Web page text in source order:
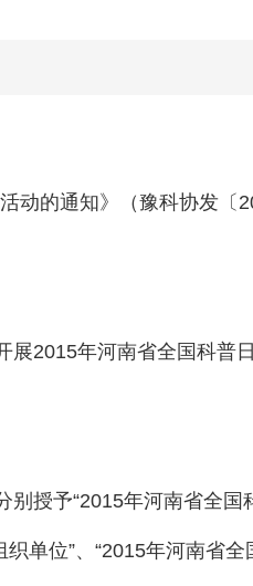
动的通知》（豫科协发〔
展2015年河南省全国科普
授予“2015年河南省全国
单位”、“2015年河南省